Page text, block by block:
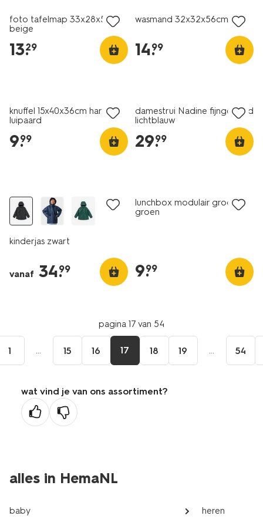
foto tafelmap 33x28x5cm
beige
13.
29
wasmand 32x32x56cm
14.
99
knuffel 15x40x36cm hart
luipaard
9.
99
damestrui Nadine fijngebreid
lichtblauw
29.
99
kinderjas zwart
vanaf 34.
99
lunchbox modulair groot
groen
9.
99
pagina 17 van 54
1 ... 15 16 17 18 19 ... 54
wat vind je van ons assortiment?
alles in HemaNL
baby heren